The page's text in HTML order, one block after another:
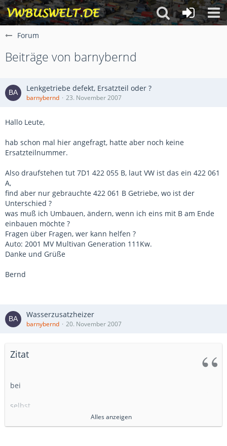
Forum
Beiträge von barnybernd
Lenkgetriebe defekt, Ersatzteil oder ?
barnybernd 23. November 2007
Hallo Leute,
hab schon mal hier angefragt, hatte aber noch keine
Ersatzteilnummer.
Also draufstehen tut 7D1 422 055 B, laut VW ist das ein 422 061
A,
find aber nur gebrauchte 422 061 B Getriebe, wo ist der
Unterschied ?
was muß ich Umbauen, ändern, wenn ich eins mit B am Ende
einbauen möchte ?
Fragen über Fragen, wer kann helfen ?
Auto: 2001 MV Multivan Generation 111Kw.
Danke und Grüße
Bernd
Wasserzusatzheizer
barnybernd 20. November 2007
Zitat
bei
selbst
Hallo Georg,
Alles anzeigen